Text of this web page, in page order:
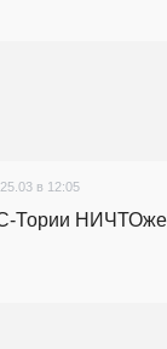
25.03 в 12:05
Тории